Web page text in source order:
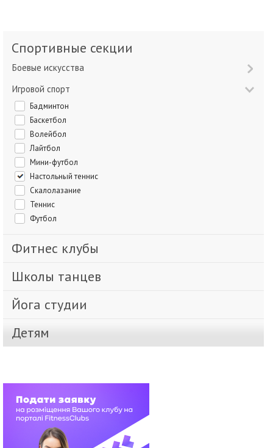
Спортивные секции
Боевые искусства
Игровой спорт
Бадминтон
Баскетбол
Волейбол
Лайтбол
Мини-футбол
Настольный теннис
Скалолазание
Теннис
Футбол
Фитнес клубы
Школы танцев
Йога студии
Детям